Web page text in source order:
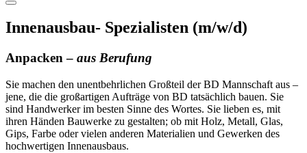
Innenausbau- Spezialisten (m/w/d)
Anpacken – aus Berufung
Sie machen den unentbehrlichen Großteil der BD Mannschaft aus –
jene, die die großartigen Aufträge von BD tatsächlich bauen. Sie
sind Handwerker im besten Sinne des Wortes. Sie lieben es, mit
ihren Händen Bauwerke zu gestalten; ob mit Holz, Metall, Glas,
Gips, Farbe oder vielen anderen Materialien und Gewerken des
hochwertigen Innenausbaus.